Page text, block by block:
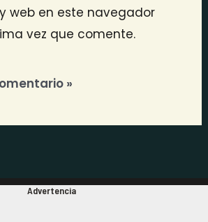
web en este navegador
vez que comente.
Advertencia